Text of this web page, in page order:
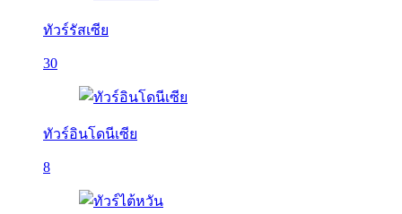
ทัวร์รัสเซีย
30
ทัวร์อินโดนีเซีย
8